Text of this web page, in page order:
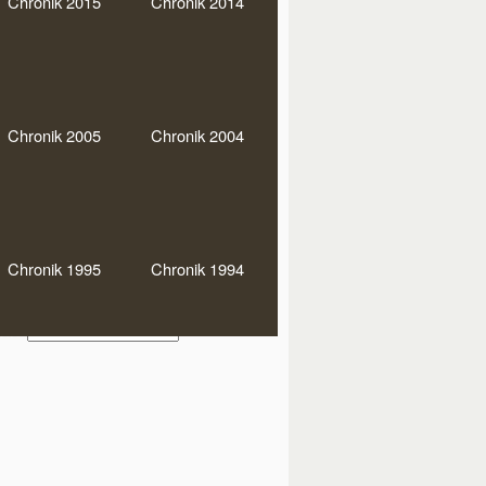
Chronik 2005
Chronik 2004
Chronik 1995
Chronik 1994